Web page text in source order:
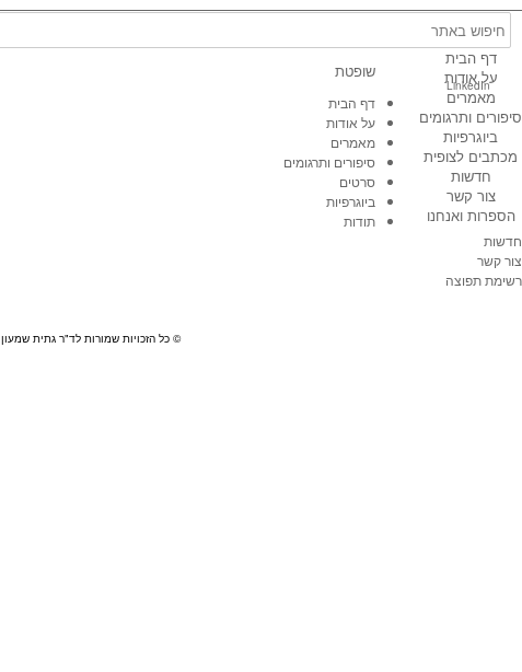
LinkedIn
דף הבית
על אודות
מאמרים
סיפורים ותרגומים
ביוגרפיות
מכתבים לצופית
חדשות
צור קשר
הספרות ואנחנו
שופטת
דף הבית
על אודות
מאמרים
סיפורים ותרגומים
סרטים
ביוגרפיות
תודות
חדשות
צור קשר
רשימת תפוצה
© כל הזכויות שמורות לד"ר גתית שמעון